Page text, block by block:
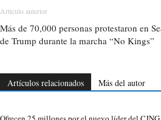
Artículo anterior
Más de 70,000 personas protestaron en
de Trump durante la marcha “No Kings”
Artículos relacionados Más del autor